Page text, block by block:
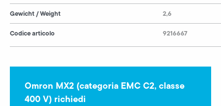
Gewicht / Weight
Codice articolo
2,6
9216667
Omron MX2 (categoria EMC C2, classe
400 V) richiedi